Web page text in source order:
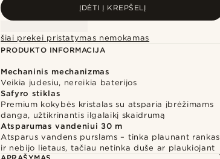
ĮDĖTI Į KREPŠELĮ
šiai prekei pristatymas nemokamas
PRODUKTO INFORMACIJA
Mechaninis mechanizmas
Veikia judesiu, nereikia baterijos
Safyro stiklas
Premium kokybės kristalas su atsparia įbrėžimams
danga, užtikrinantis ilgalaikį skaidrumą
Atsparumas vandeniui 30 m
Atsparus vandens purslams – tinka plaunant rankas
ir nebijo lietaus, tačiau netinka duše ar plaukiojant